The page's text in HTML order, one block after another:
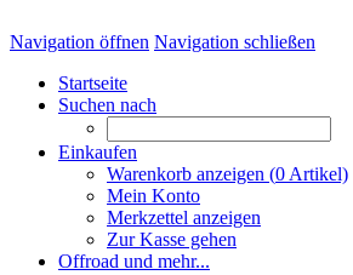
Navigation öffnen Navigation schließen
Startseite
Suchen nach
Einkaufen
Warenkorb anzeigen (0 Artikel)
Mein Konto
Merkzettel anzeigen
Zur Kasse gehen
Offroad und mehr...